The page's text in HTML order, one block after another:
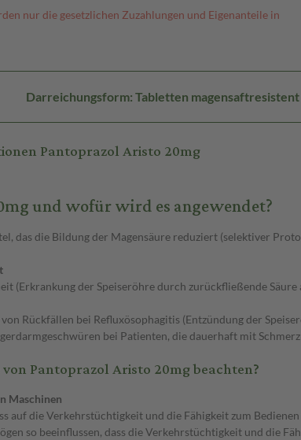
nur die gesetzlichen Zuzahlungen und Eigenanteile in
Darreichungsform: Tabletten magensaftresistent
Pantoprazol Aristo 20mg
und wofür wird es angewendet?
das die Bildung der Magensäure reduziert (selektiver
(Erkrankung der Speiseröhre durch zurückfließende
Rückfällen bei Refluxösophagitis (Entzündung der
bei Patienten, die dauerhaft mit
Pantoprazol Aristo 20mg beachten?
Maschinen
auf die Verkehrstüchtigkeit und die Fähigkeit zum
so beeinflussen, dass die Verkehrstüchtigkeit und die